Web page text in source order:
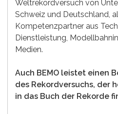
Weltrekordversuch von
Schweiz und Deutschland,
Kompetenzpartner aus
Dienstleistung,
Medien.
Auch BEMO leistet einen
des Rekordversuchs, der
in das Buch der Rekorde